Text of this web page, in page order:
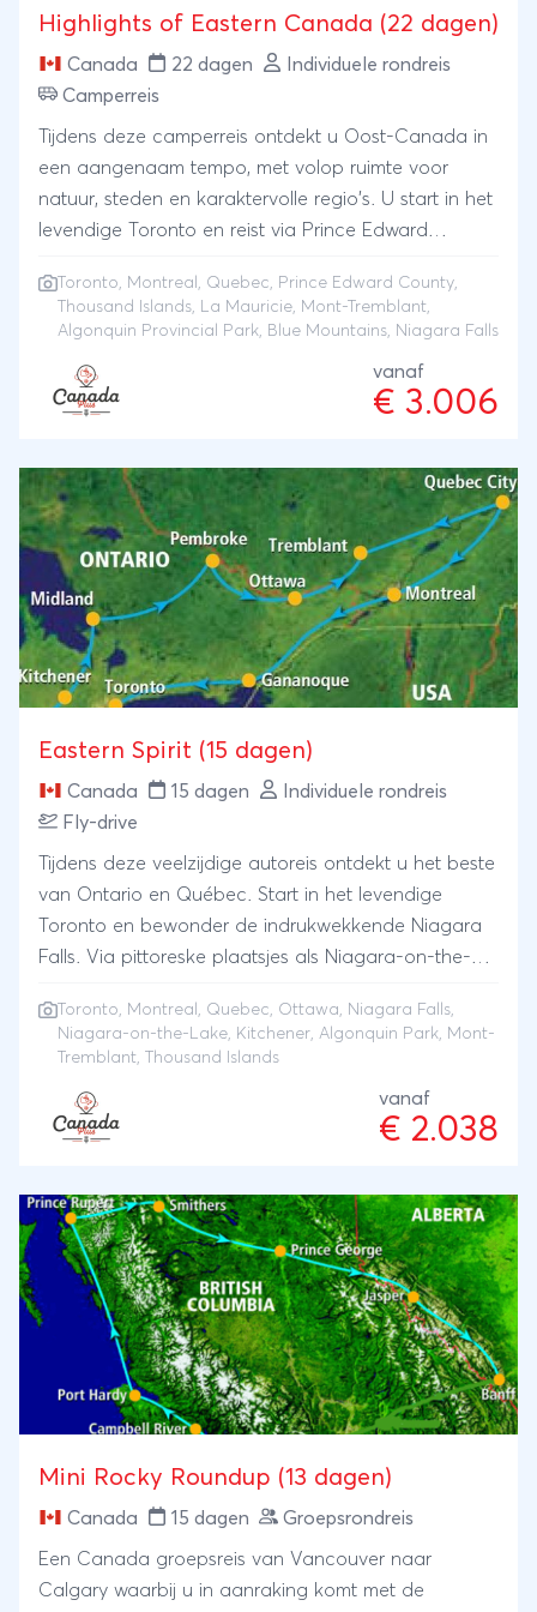
Highlights of Eastern Canada (22 dagen)
Canada 22 dagen
Individuele rondreis
Camperreis
Tijdens deze camperreis ontdekt u Oost-Canada in
een aangenaam tempo, met volop ruimte voor
natuur, steden en karaktervolle regio's. U start in het
levendige Toronto en reist via Prince Edward
historische Québec City. Daarna volgt het groene
hart van de reis, met verblijf in La Mauricie, Mont-
wisselen bruisende steden, charmante dorpen en
uitgestrekte natuurgebieden elkaar moeiteloos af.
aantrekkelijk: ruimte voor cultuur en sfeer, maar ook
voor rust, wandelingen, wildlife en tijd aan het water.
Met daarnaast stops in de Blue Mountains en
Niagara Falls ontstaat een afwisselende route vol
beleving, zonder dat het tempo te hoog ligt. Een reis
voor wie vrijheid en comfort graag combineert met
natuur en karaktervolle plaatsen.
Toronto, Montreal , Quebec, Prince Edward County,
Thousand Islands, La Mauricie, Mont-Tremblant,
Algonquin Provincial Park, Blue Mountains, Niagara Falls
vanaf
€ 3.006
Eastern Spirit (15 dagen)
Canada 15 dagen
Individuele rondreis
Fly-drive
Tijdens deze veelzijdige autoreis ontdekt u het beste
van Ontario en Québec. Start in het levendige
Toronto en bewonder de indrukwekkende Niagara
Falls. Via pittoreske plaatsjes als Niagara-on-the-
de natuur van Algonquin Park. Spot elanden, verken
Ottawa en geniet van de bergwereld bij Mont-
Franse erfgoed, terwijl de reis eindigt aan het
schilderachtige Thousand Islands-gebied. Een
voor wie Oost-Canada op eigen tempo wil beleven.
Toronto, Montreal , Quebec, Ottawa, Niagara Falls,
Niagara-on-the-Lake, Kitchener, Algonquin Park, Mont-
Tremblant, Thousand Islands
vanaf
€ 2.038
Mini Rocky Roundup (13 dagen)
Canada 15 dagen Groepsrondreis
Een Canada groepsreis van Vancouver naar
Calgary waarbij u in aanraking komt met de